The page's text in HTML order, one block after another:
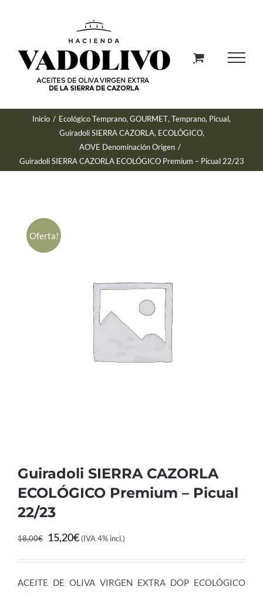
Inicio / Ecológico Temprano, GOURMET, Temprano, Picual,
Guiradoli SIERRA CAZORLA, ECOLÓGICO,
AOVE Denominación Origen /
Guiradoli SIERRA CAZORLA ECOLÓGICO Premium – Picual 22/23
Oferta!
Guiradoli SIERRA CAZORLA
ECOLÓGICO Premium – Picual
22/23
18,00€
El
era:
15,20€El
es:
(IVA 4% incl.)
ACEITE DE OLIVA VIRGEN EXTRA DOP ECOLÓGICO